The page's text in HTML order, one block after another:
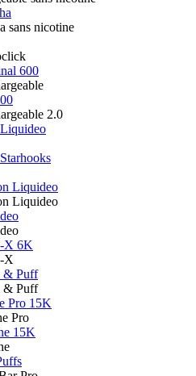
sans nicotine
600
2.0
Liquideo
Liquideo
X 6K
X
& Puff
& Puff
Pro 15K
Pro
15K